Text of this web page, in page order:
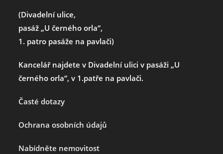
(Divadelní ulice,
pasáž „U černého orla“,
1. patro pasáže na pavlači)
Kancelář najdete v Divadelní ulici v pasáži „U
černého orla“, v 1.patře na pavlači.
Časté dotazy
Ochrana osobních údajů
Nabídněte nemovitost